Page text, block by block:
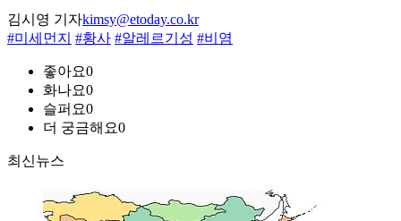
김시영 기자kimsy@etoday.co.kr
#미세먼지 #황사 #알레르기성 #비염
좋아요0
화나요0
슬퍼요0
더 궁금해요0
최신뉴스